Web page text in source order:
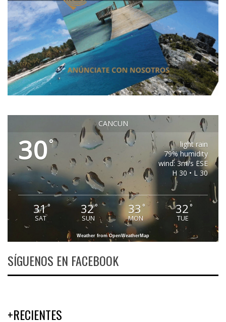
CANCUN
30°
light rain
79% humidity
wind: 3m/s ESE
H 30 • L 30
31°
SAT
32°
SUN
33 °
MON
32°
TUE
Weather from OpenWeatherMap
SÍGUENOS EN FACEBOOK
+RECIENTES